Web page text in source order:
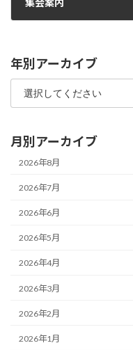
年別アーカイブ
月別アーカイブ
2026年8月
2026年7月
2026年6月
2026年5月
2026年4月
2026年3月
2026年2月
2026年1月